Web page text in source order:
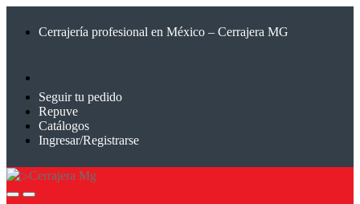
Cerrajería profesional en México – Cerrajera MG
Seguir tu pedido
Repuve
Catálogos
Ingresar/Registrarse